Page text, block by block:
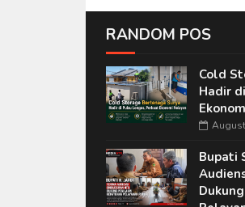
RANDOM POS
Cold
Hadir
Bupati